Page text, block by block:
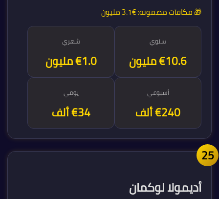
🎁 مكافآت مضمونة:€3.1 مليون
سنوي
€12.5 مليون
شهري
€1.0 مليون
أسبوعي
€240 ألف
يومي
€34 ألف
أديمولا لوكمان